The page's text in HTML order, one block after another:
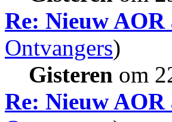
Re: Nieuw AOR
Ontvangers)
Gisteren om
Re: Nieuw AOR